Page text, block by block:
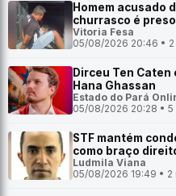
Homem acusado
churrasco é
Vitoria Fesa
05/08/2026 20:46 • 2
Dirceu Ten
Hana Ghassan
Estado do Pará
05/08/2026 20:28 • 5
STF mantém
como braço
Ludmila Viana
05/08/2026 19:49 • 2